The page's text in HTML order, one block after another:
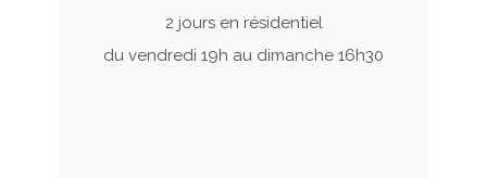
2 jours en résidentiel
du vendredi 19h au dimanche 16h30